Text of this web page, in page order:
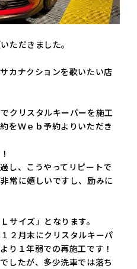
ただきました。
カナクションを歌いたい店
クリスタルキーパーを施工
をＷｅｂ予約よりいただき
し、こうやってリピートで
常に嬉しいですし、励みに
イズ」となります。
２月末にクリスタルキーパ
り１年弱での再施工です！
したが、多少洗車では落ち